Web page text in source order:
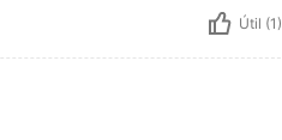
Útil (1)